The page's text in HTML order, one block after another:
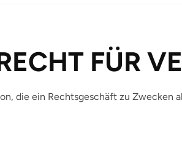
FÜR
die ein Rechtsgeschäft zu